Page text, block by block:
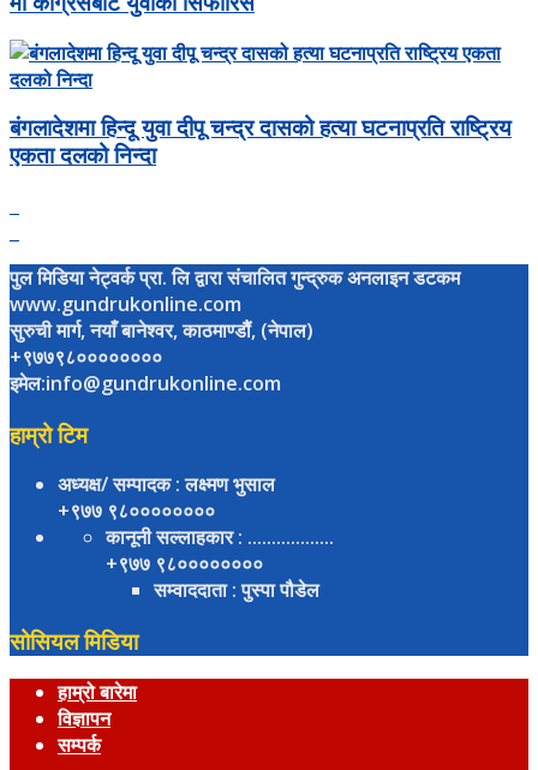
बंगलादेशमा हिन्दू युवा दीपू चन्द्र दासको हत्या घटनाप्रति राष्ट्रिय
एकता दलको निन्दा
पुल मिडिया नेट्वर्क प्रा. लि द्वारा संचालित गुन्द्रुक अनलाइन डटकम
www.gundrukonline.com
सुरुची मार्ग, नयाँ बानेश्वर, काठमाण्डौैं, (नेपाल)
+९७७९८००००००००
इमेल:info@gundrukonline.com
हाम्रो टिम
अध्यक्ष/ सम्पादक: लक्ष्मण भुसाल
+९७७ ९८००००००००
कानूनी सल्लाहकार: ..................
+९७७ ९८००००००००
सम्वाददाता: पुस्पा पौडेल
सोसियल मिडिया
हाम्रो बारेमा
विज्ञापन
सम्पर्क